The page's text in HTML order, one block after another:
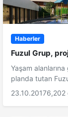
Haberler
Fuzul Grup,
Yaşam
planda tutan
23.10.20176,202